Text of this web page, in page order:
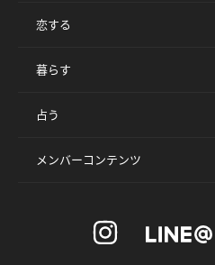
恋する
暮らす
占う
メンバーコンテンツ